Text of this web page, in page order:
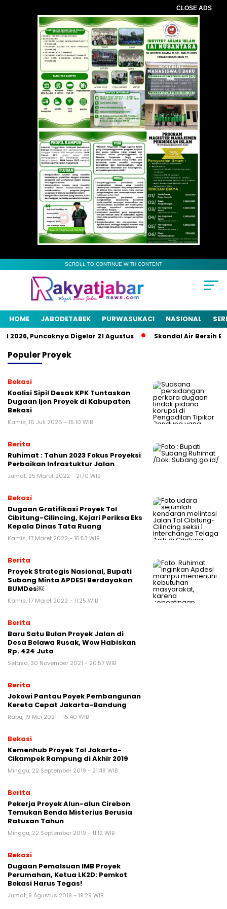
CLOSE ADS
SCROLL TO CONTINUE WITH CONTENT
HOME JABODETABEK PURWASUKACI NASIONAL
Puncaknya Digelar 21 Agustus Skandal Air Bersih
PopulerProyek
Bekasi
Koalisi Sipil Desak KPK Tuntaskan
Dugaan Ijon Proyek di Kabupaten
Bekasi
Kamis, 16 Juli 2026 - 15:10 WIB
Berita
Ruhimat : Tahun 2023 Fokus Proyeksi
Perbaikan Infrastuktur Jalan
Jumat, 25 Maret 2022 - 21:10 WIB
Bekasi
Dugaan Gratifikasi Proyek Tol
Cibitung-Cilincing, Kejari Periksa Eks
Kepala Dinas Tata Ruang
Kamis, 17 Maret 2022 - 15:53 WIB
Berita
Proyek Strategis Nasional, Bupati
Subang Minta APDESI Berdayakan
BUMDes￼
Kamis, 17 Maret 2022 - 11:25 WIB
Berita
Baru Satu Bulan Proyek Jalan di
Desa Belawa Rusak, Wow Habiskan
Rp. 424 Juta
Selasa, 30 November 2021 - 20:57 WIB
Berita
Jokowi Pantau Poyek Pembangunan
Kereta Cepat Jakarta-Bandung
Rabu, 19 Mei 2021 - 15:40 WIB
Bekasi
Kemenhub Proyek Tol Jakarta-
Cikampek Rampung di Akhir 2019
Minggu, 22 September 2019 - 21:48 WIB
Berita
Pekerja Proyek Alun-alun Cirebon
Temukan Benda Misterius Berusia
Ratusan Tahun
Minggu, 22 September 2019 - 11:12 WIB
Bekasi
Dugaan Pemalsuan IMB Proyek
Perumahan, Ketua LK2D: Pemkot
Bekasi Harus Tegas!
Jumat, 9 Agustus 2019 - 19:29 WIB